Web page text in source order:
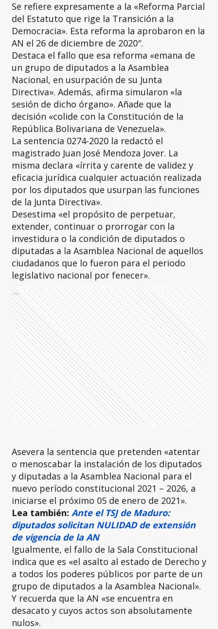
Se refiere expresamente a la «Reforma Parcial
del Estatuto que rige la Transición a la
Democracia». Esta reforma la aprobaron en la
AN el 26 de diciembre de 2020″.
Destaca el fallo que esa reforma «emana de
un grupo de diputados a la Asamblea
Nacional, en usurpación de su Junta
Directiva». Además, afirma simularon «la
sesión de dicho órgano». Añade que la
decisión «colide con la Constitución de la
República Bolivariana de Venezuela».
La sentencia 0274-2020 la redactó el
magistrado Juan José Mendoza Jover. La
misma declara «írrita y carente de validez y
eficacia jurídica cualquier actuación realizada
por los diputados que usurpan las funciones
de la Junta Directiva».
Desestima «el propósito de perpetuar,
extender, continuar o prorrogar con la
investidura o la condición de diputados o
diputadas a la Asamblea Nacional de aquellos
ciudadanos que lo fueron para el periodo
legislativo nacional por fenecer».
Ads
Asevera la sentencia que pretenden «atentar
o menoscabar la instalación de los diputados
y diputadas a la Asamblea Nacional para el
nuevo período constitucional 2021 – 2026, a
iniciarse el próximo 05 de enero de 2021».
Lea también: Ante el TSJ de Maduro:
diputados solicitan NULIDAD de extensión
de vigencia de la AN
Igualmente, el fallo de la Sala Constitucional
indica que es «el asalto al estado de Derecho y
a todos los poderes públicos por parte de un
grupo de diputados a la Asamblea Nacional».
Y recuerda que la AN «se encuentra en
desacato y cuyos actos son absolutamente
nulos».